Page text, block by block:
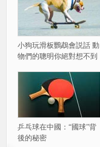
小狗玩滑板鸚鵡會説話 動
物們的聰明你絕對想不到
乒乓球在中國：“國球”背
後的秘密